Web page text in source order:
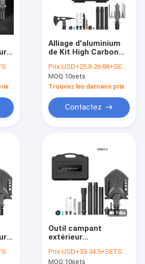
Alliage d'aluminium
de Kit High Carbon
survie essentielle
extérieure d'outil
Prix:USD+25.8-26.88+SETS
MOQ:10sets
Trouvez les derniers prix
Contactez
Outil campant
extérieur
With Storage Room
Prix:USD+33-34.5+SETS
MOQ:10sets